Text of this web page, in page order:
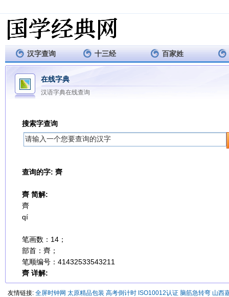
汉字查询 十三经 百家姓
在线字典
汉语字典在线查询
搜索字查询
查询的字: 齊
齊 简解:
齊
qí
笔画数：14；
部首：齊；
笔顺编号：41432533543211
齊 详解:
友情链接: 全屏时钟网 太原精品包装 高考倒计时 ISO10012认证 脑筋急转弯 山西